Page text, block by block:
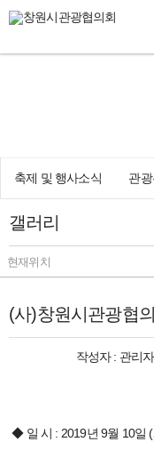
축제 및 행사소식 관
갤러리
현재위치
(사)창원시관광협
작성자 : 관리자
◆ 일 시 : 2019년 9월 10일